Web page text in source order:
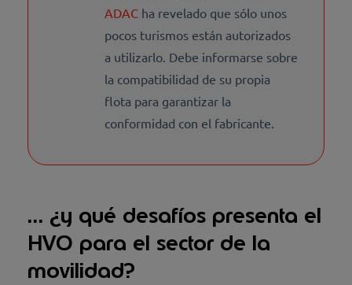
ADAC ha revelado que sólo unos
pocos turismos están autorizados
a utilizarlo. Debe informarse sobre
la compatibilidad de su propia
flota para garantizar la
conformidad con el fabricante.
… ¿y qué desafíos presenta el
HVO para el sector de la
movilidad?